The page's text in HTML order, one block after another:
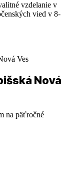
vzdelanie v
vied v 8-
Nová
na päťročné